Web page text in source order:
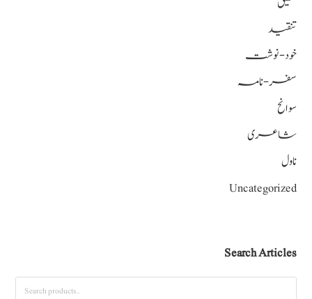
تنقید
خود-نوشت
سفر-نامہ
سوانح
شاعری
ناول
Uncategorized
Search Articles